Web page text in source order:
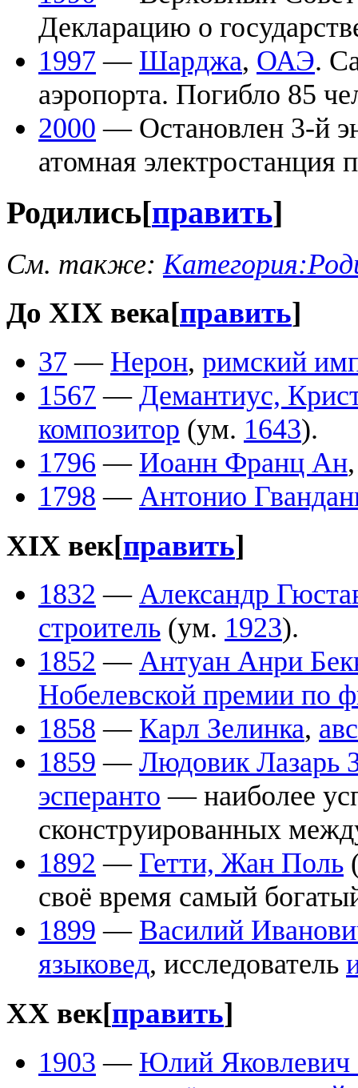
Декларацию о
1997 — Шарджа, ОАЭ.
аэропорта. Погибло 85
2000 — Остановлен 3-й
атомная электростанция
Родились[править]
См. также:
До XIX века[править]
37 — Нерон, римский
1567 — Демантиус,
композитор (ум. 1643).
1796 — Иоанн Франц Ан
1798 — Антонио
XIX век[править]
1832 — Александр
строитель (ум. 1923).
1852 — Антуан Анри
Нобелевской премии по
1858 — Карл Зелинка,
1859 — Людовик Лазарь
эсперанто — наиболее
сконструированных
1892 — Гетти, Жан Поль
своё время самый
1899 — Василий
языковед, исследователь
XX век[править]
1903 — Юлий Яковлевич